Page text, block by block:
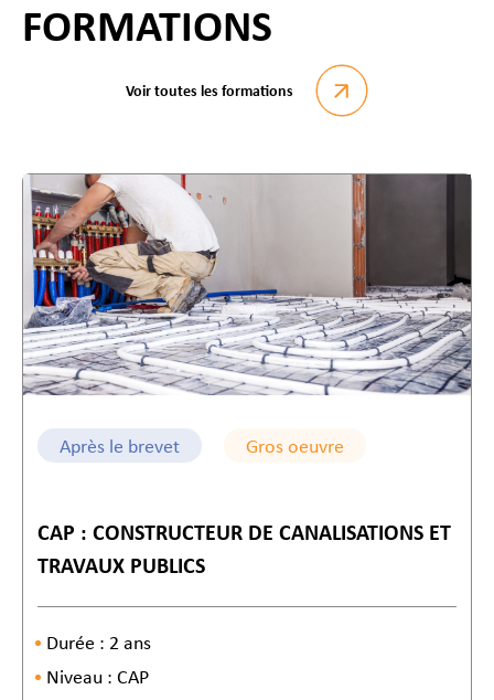
FORMATIONS
Voir toutes les formations
Après le brevet Gros oeuvre
CAP : CONSTRUCTEUR DE CANALISATIONS ET
TRAVAUX PUBLICS
Durée : 2 ans
Niveau : CAP